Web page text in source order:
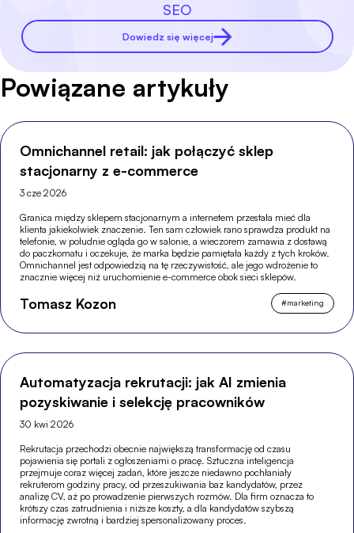
SEO
Dowiedz się więcej
Powiązane artykuły
Omnichannel retail: jak połączyć sklep
stacjonarny z e-commerce
3 cze 2026
Granica między sklepem stacjonarnym a internetem przestała mieć dla
klienta jakiekolwiek znaczenie. Ten sam człowiek rano sprawdza produkt na
telefonie, w południe ogląda go w salonie, a wieczorem zamawia z dostawą
do paczkomatu i oczekuje, że marka będzie pamiętała każdy z tych kroków.
Omnichannel jest odpowiedzią na tę rzeczywistość, ale jego wdrożenie to
znacznie więcej niż uruchomienie e-commerce obok sieci sklepów.
Tomasz Kozon #marketing
Automatyzacja rekrutacji: jak AI zmienia
pozyskiwanie i selekcję pracowników
30 kwi 2026
Rekrutacja przechodzi obecnie największą transformację od czasu
pojawienia się portali z ogłoszeniami o pracę. Sztuczna inteligencja
przejmuje coraz więcej zadań, które jeszcze niedawno pochłaniały
rekruterom godziny pracy, od przeszukiwania baz kandydatów, przez
analizę CV, aż po prowadzenie pierwszych rozmów. Dla firm oznacza to
krótszy czas zatrudnienia i niższe koszty, a dla kandydatów szybszą
informację zwrotną i bardziej spersonalizowany proces.